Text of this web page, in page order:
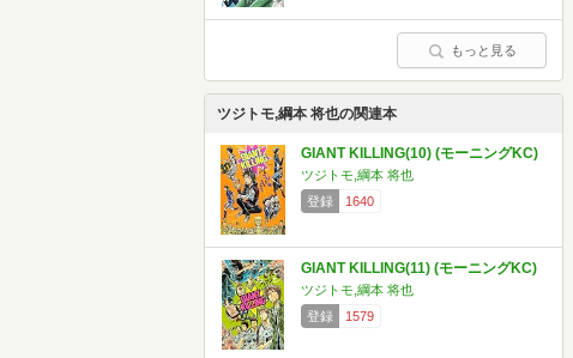
もっと見る
ツジトモ,綱本 将也の関連本
GIANT KILLING(10) (モーニングKC)
ツジトモ,綱本 将也
登録
1640
GIANT KILLING(11) (モーニングKC)
ツジトモ,綱本 将也
登録
1579